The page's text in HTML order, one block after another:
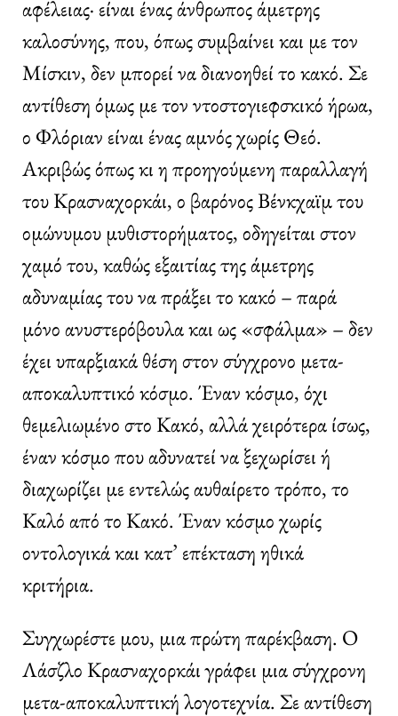
αφέλειας· είναι ένας άνθρωπος άμετρης
καλοσύνης, που, όπως συμβαίνει και με τον
Μίσκιν, δεν μπορεί να διανοηθεί το κακό. Σε
αντίθεση όμως με τον ντοστογιεφσκικό ήρωα,
ο Φλόριαν είναι ένας αμνός χωρίς Θεό.
Ακριβώς όπως κι η προηγούμενη παραλλαγή
του Κρασναχορκάι, ο βαρόνος Βένκχαϊμ του
ομώνυμου μυθιστορήματος, οδηγείται στον
χαμό του, καθώς εξαιτίας της άμετρης
αδυναμίας του να πράξει το κακό – παρά
μόνο ανυστερόβουλα και ως «σφάλμα» – δεν
έχει υπαρξιακά θέση στον σύγχρονο μετα-
αποκαλυπτικό κόσμο. Έναν κόσμο, όχι
θεμελιωμένο στο Κακό, αλλά χειρότερα ίσως,
έναν κόσμο που αδυνατεί να ξεχωρίσει ή
διαχωρίζει με εντελώς αυθαίρετο τρόπο, το
Καλό από το Κακό. Έναν κόσμο χωρίς
οντολογικά και κατ’ επέκταση ηθικά
κριτήρια.
Συγχωρέστε μου, μια πρώτη παρέκβαση. Ο
Λάσζλο Κρασναχορκάι γράφει μια σύγχρονη
μετα-αποκαλυπτική λογοτεχνία. Σε αντίθεση